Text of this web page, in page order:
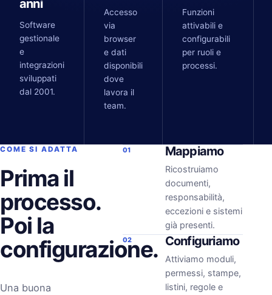
anni
Software
gestionale
e
integrazioni
sviluppati
dal 2001.
Accesso
via
browser
e dati
disponibili
dove
lavora il
team.
Funzioni
attivabili e
configurabili
per ruoli e
processi.
COME SI ADATTA
Prima il
processo.
Poi la
configurazione.
Una buona
01 Mappiamo
Ricostruiamo
documenti,
responsabilità,
eccezioni e sistemi
già presenti.
02 Configuriamo
Attiviamo moduli,
permessi, stampe,
listini, regole e